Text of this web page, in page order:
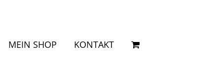
MEIN SHOP KONTAKT